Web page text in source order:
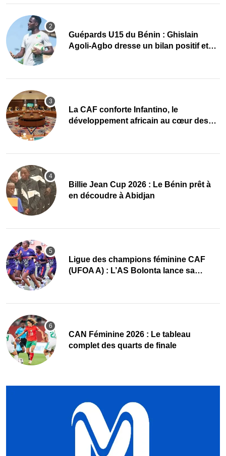
Guépards U15 du Bénin : Ghislain
Agoli-Agbo dresse un bilan positif et
La CAF conforte Infantino, le
développement africain au cœur des
Billie Jean Cup 2026 : Le Bénin prêt à
en découdre à Abidjan
Ligue des champions féminine CAF
(UFOA A) : L’AS Bolonta lance sa
CAN Féminine 2026 : Le tableau
complet des quarts de finale